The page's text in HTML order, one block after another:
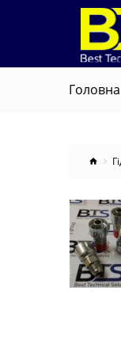
Головна